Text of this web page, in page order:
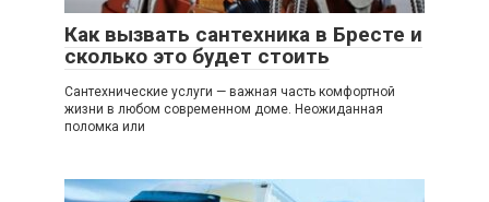
Как вызвать сантехника в Бресте и
сколько это будет стоить
Сантехнические услуги — важная часть комфортной
жизни в любом современном доме. Неожиданная
поломка или